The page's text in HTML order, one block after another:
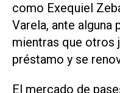
como Exequiel
Varela, ante
mientras que otros
préstamo y se
El mercado de